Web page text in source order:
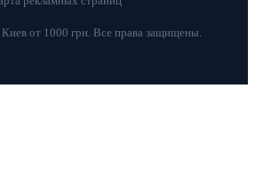
от 1000 грн. Все права защищены.